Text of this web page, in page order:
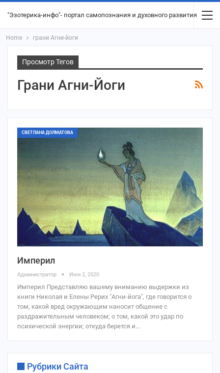
"Эзотерика-инфо"- портал самопознания и духовного развития
Home грани Агни-йоги
Просмотр Тегов
Грани Агни-Йоги
СВЕТЛАНА ДОЛМАТОВА
Империл
Администратор Июн 2, 2020
Империл Представляю вашему вниманию выдержки из
книги Николая и Елены Рерих "Агни-йога", где говорится о
том, какой вред окружающим наносит общение с
раздражительным человеком; о том, какой это удар по
психической энергии; откуда берется и…
Рубрики Сайта